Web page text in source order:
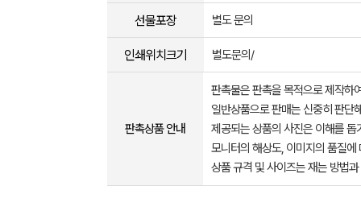
선물포장 별도 문의
인쇄위치크기 별도문의/
판촉상품 안내
판촉물은 판촉을 목적으로 제작하
일반상품으로 판매는 신중히 판단
제공되는 상품의 사진은 이해를
모니터의 해상도, 이미지의 품질
상품 규격 및 사이즈는 재는 방법